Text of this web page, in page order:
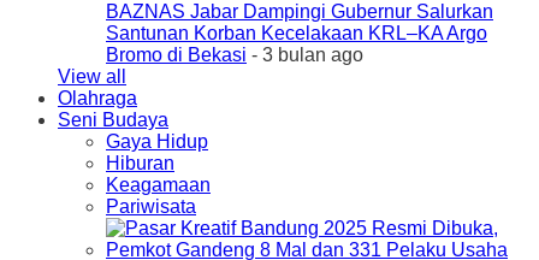
BAZNAS Jabar Dampingi Gubernur Salurkan
Santunan Korban Kecelakaan KRL–KA Argo
Bromo di Bekasi - 3 bulan ago
View all
Olahraga
Seni Budaya
Gaya Hidup
Hiburan
Keagamaan
Pariwisata